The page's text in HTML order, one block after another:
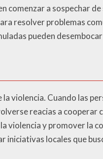
comenzar a sospechar de
resolver problemas
pueden
violencia. Cuando las
reacias a cooperar
violencia y promover la
iniciativas locales que